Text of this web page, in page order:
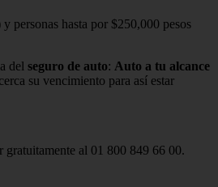
personas hasta por $250,000 pesos
del seguro de auto: Auto a tu alcance
su vencimiento para así estar
gratuitamente al 01 800 849 66 00.